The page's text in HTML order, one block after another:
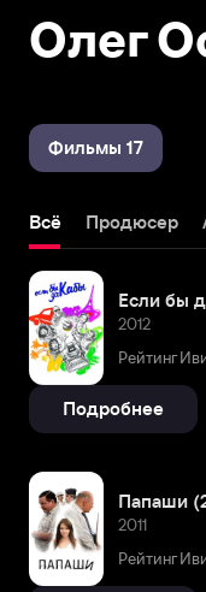
Олег
Фильмы 17
Всё Продюсер
Если бы
2012
Рейтинг
Подробнее
Папаши
2011
Рейтинг